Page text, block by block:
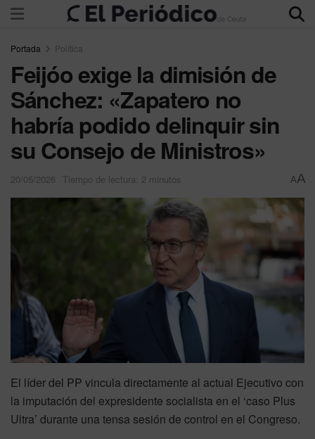
Portada Política
Feijóo exige la dimisión de
Sánchez: «Zapatero no
habría podido delinquir sin
su Consejo de Ministros»
20/05/2026 Tiempo de lectura: 2 minutos AA
El líder del PP vincula directamente al actual Ejecutivo con
la imputación del expresidente socialista en el ‘caso Plus
Ultra’ durante una tensa sesión de control en el Congreso.